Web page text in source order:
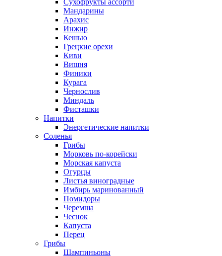
Мандарины
Арахис
Инжир
Кешью
Грецкие орехи
Киви
Вишня
Финики
Курага
Чернослив
Миндаль
Фисташки
Напитки
Энергетические напитки
Соленья
Грибы
Морковь по-корейски
Морская капуста
Огурцы
Листья виноградные
Имбирь маринованный
Помидоры
Черемша
Чеснок
Капуста
Перец
Грибы
Шампиньоны